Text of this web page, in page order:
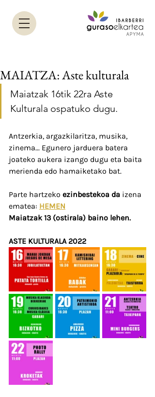
MAIATZA: Aste kulturala
Maiatzak 16tik 22ra Aste
Kulturala ospatuko dugu.
Antzerkia, argazkilaritza, musika,
zinema... Egunero jarduera batera
joateko aukera izango dugu eta baita
merienda edo hamaiketako bat.
Parte hartzeko ezinbestekoa da izena
ematea: HEMEN
Maiatzak 13 (ostirala) baino lehen.
ASTE KULTURALA 2022